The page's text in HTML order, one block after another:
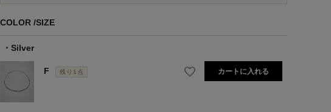
COLOR SIZE
Silver
F 残り1点 カートに入れる